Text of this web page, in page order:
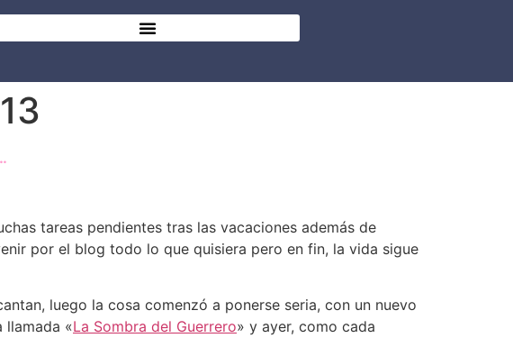
tareas pendientes tras las vacaciones además de
por el blog todo lo que quisiera pero en fin, la vida sigue
luego la cosa comenzó a ponerse seria, con un nuevo
llamada «La Sombra del Guerrero» y ayer, como cada